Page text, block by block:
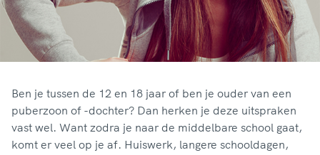
Ben je tussen de 12 en 18 jaar of ben je ouder van een
puberzoon of -dochter? Dan herken je deze uitspraken
vast wel. Want zodra je naar de middelbare school gaat,
komt er veel op je af. Huiswerk, langere schooldagen,